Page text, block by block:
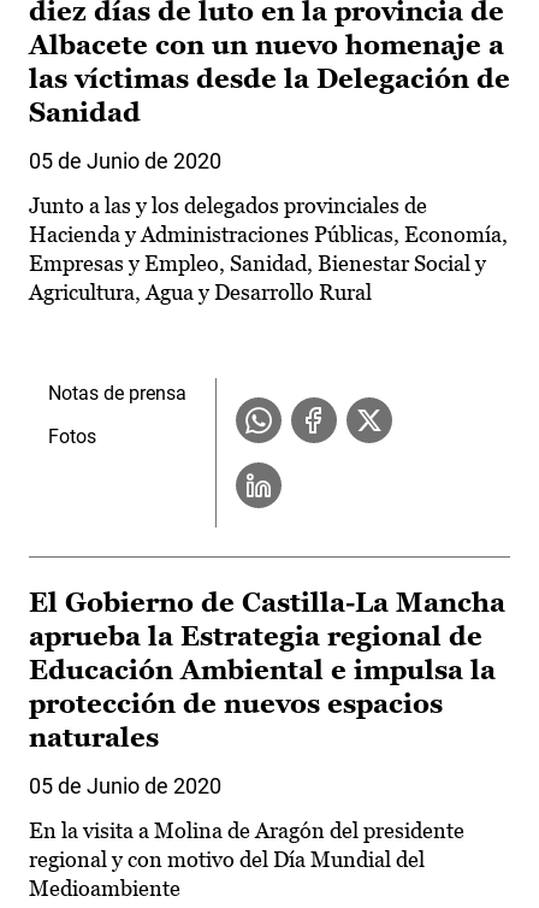
diez días de luto en la provincia de
Albacete con un nuevo homenaje a
las víctimas desde la Delegación de
Sanidad
05 de Junio de 2020
Junto a las y los delegados provinciales de
Hacienda y Administraciones Públicas, Economía,
Empresas y Empleo, Sanidad, Bienestar Social y
Agricultura, Agua y Desarrollo Rural
Notas de prensa
Fotos
El Gobierno de Castilla-La Mancha
aprueba la Estrategia regional de
Educación Ambiental e impulsa la
protección de nuevos espacios
naturales
05 de Junio de 2020
En la visita a Molina de Aragón del presidente
regional y con motivo del Día Mundial del
Medioambiente